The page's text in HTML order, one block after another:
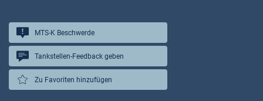
MTS-K Beschwerde
Tankstellen-Feedback geben
Zu Favoriten hinzufügen